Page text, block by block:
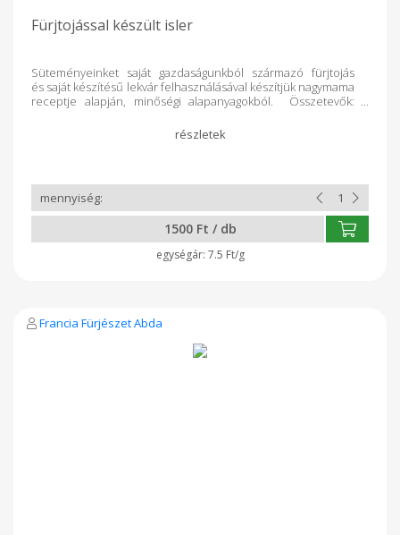
Fürjtojással készült isler
Süteményeinket saját gazdaságunkból származó fürjtojás
és saját készítésű lekvár felhasználásával készítjük nagymama
receptje alapján, minőségi alapanyagokból. Összetevők:
csokoládé,vanillincukor, fahéj, só, sütőpor.
1500 Ft / db
7.5 Ft/g
Francia Fürjészet Abda